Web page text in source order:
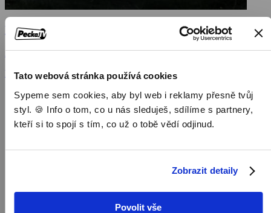
Tato webová stránka používá cookies
Sypeme sem cookies, aby byl web i reklamy přesně tvůj
styl. 🍪 Info o tom, co u nás sleduješ, sdílíme s partnery,
kteří si to spojí s tím, co už o tobě vědí odjinud.
Zobrazit detaily
Povolit vše
Po hladině
2007, Česká republika, 17 min
Magazíny / Naučné pořady / Pořady